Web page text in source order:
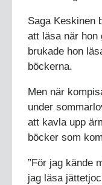
Saga Keskinen
att läsa när
brukade hon
böckerna.
Men när
under
att kavla upp
böcker som
”För jag kände
jag läsa